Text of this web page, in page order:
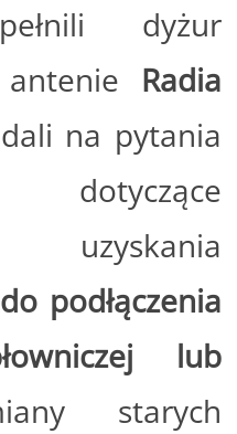
dyżur
Radia
na pytania
dotyczące
podłączenia
lub
starych